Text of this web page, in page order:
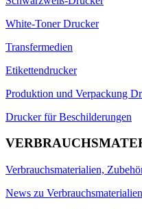
White-Toner Drucker
Transfermedien
Etikettendrucker
Produktion und Verpackung
Drucker für Beschilderungen
Verbrauchsmaterialien,
News zu Verbrauchsmaterialien